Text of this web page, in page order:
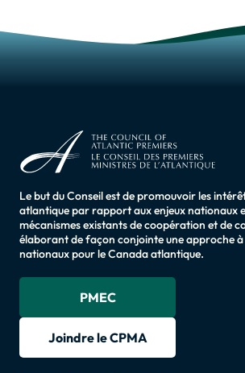
Le but du Conseil est de promouvoir les
atlantique par rapport aux enjeux nationaux
mécanismes existants de coopération et de
élaborant de façon conjointe une approche à
nationaux pour le Canada atlantique.
PMEC
Joindre le CPMA